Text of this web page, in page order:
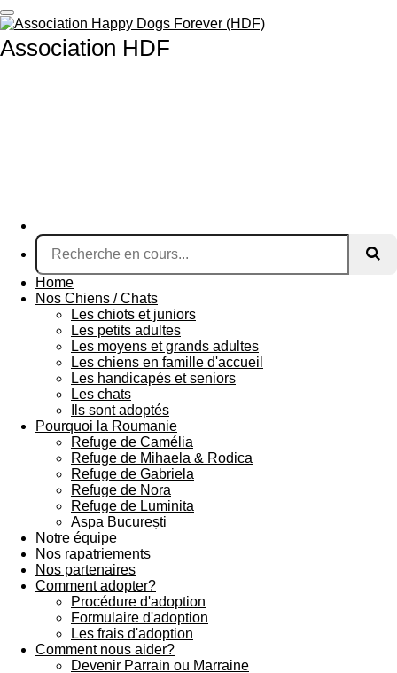
Passer
au
contenu
Association HDF
Home
Nos Chiens / Chats
Les chiots et juniors
Les petits adultes
Les moyens et grands adultes
Les chiens en famille d'accueil
Les handicapés et seniors
Les chats
Ils sont adoptés
Pourquoi la Roumanie
Refuge de Camélia
Refuge de Mihaela & Rodica
Refuge de Gabriela
Refuge de Nora
Refuge de Luminita
Aspa București
Notre équipe
Nos rapatriements
Nos partenaires
Comment adopter?
Procédure d'adoption
Formulaire d'adoption
Les frais d'adoption
Comment nous aider?
Devenir Parrain ou Marraine